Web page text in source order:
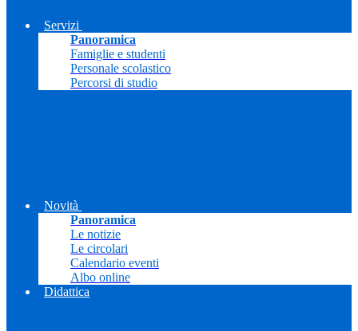
Servizi
Panoramica
Famiglie e studenti
Personale scolastico
Percorsi di studio
Novità
Panoramica
Le notizie
Le circolari
Calendario eventi
Albo online
Didattica